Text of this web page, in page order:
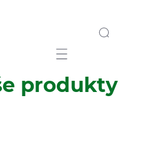
Mobile navigation
produkty